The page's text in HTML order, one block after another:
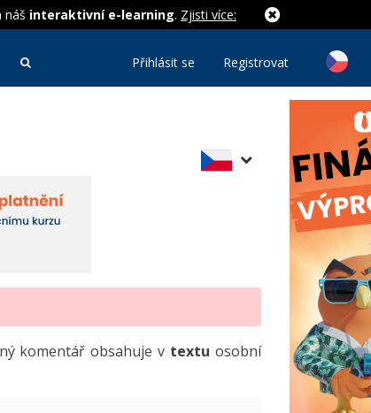
náš interaktivní e-learning. Zjisti více:
Přihlásit se Registrovat
komentář obsahuje v textu osobní